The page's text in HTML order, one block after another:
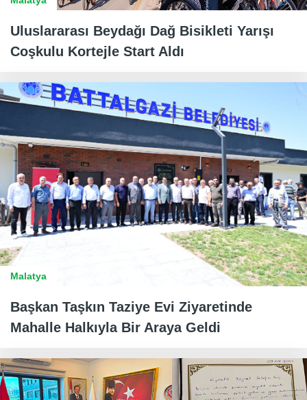
Uluslararası Beydağı Dağ Bisikleti Yarışı
Coşkulu Kortejle Start Aldı
Malatya
Başkan Taşkın Taziye Evi Ziyaretinde
Mahalle Halkıyla Bir Araya Geldi